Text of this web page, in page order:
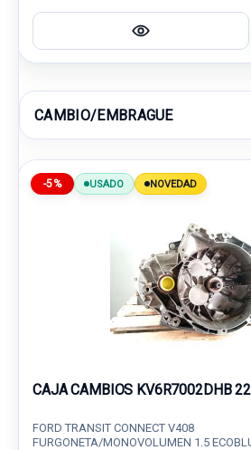
CAMBIO/EMBRAGUE
-5% USADO NOVEDAD
CAJA CAMBIOS KV6R7002DHB
FORD TRANSIT CONNECT V408
FURGONETA/MONOVOLUMEN 1.5